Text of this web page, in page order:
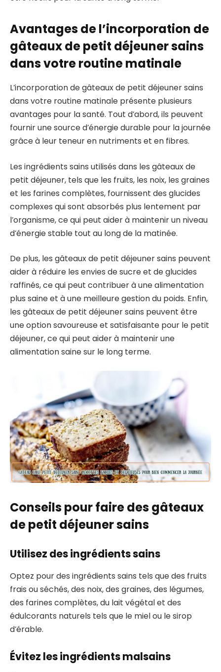
Avantages de l’incorporation de
gâteaux de petit déjeuner sains
dans votre routine matinale
L’incorporation de gâteaux de petit déjeuner sains
dans votre routine matinale présente plusieurs
avantages pour la santé. Tout d’abord, ils peuvent
fournir une source d’énergie durable pour la journée
grâce à leur teneur en nutriments et en fibres.
Les ingrédients sains utilisés dans les gâteaux de
petit déjeuner, tels que les fruits, les noix, les graines
et les farines complètes, fournissent des glucides
complexes qui sont absorbés plus lentement par
l’organisme, ce qui peut aider à maintenir un niveau
d’énergie stable tout au long de la matinée.
De plus, les gâteaux de petit déjeuner sains peuvent
aider à réduire les envies de sucre et de glucides
raffinés, ce qui peut contribuer à une alimentation
plus saine et à une meilleure gestion du poids. Enfin,
les gâteaux de petit déjeuner sains peuvent être
une option savoureuse et satisfaisante pour le petit
déjeuner, ce qui peut aider à maintenir une
alimentation saine sur le long terme.
Conseils pour faire des gâteaux
de petit déjeuner sains
Utilisez des ingrédients sains
Optez pour des ingrédients sains tels que des fruits
frais ou séchés, des noix, des graines, des légumes,
des farines complètes, du lait végétal et des
édulcorants naturels tels que le miel ou le sirop
d’érable.
Évitez les ingrédients malsains